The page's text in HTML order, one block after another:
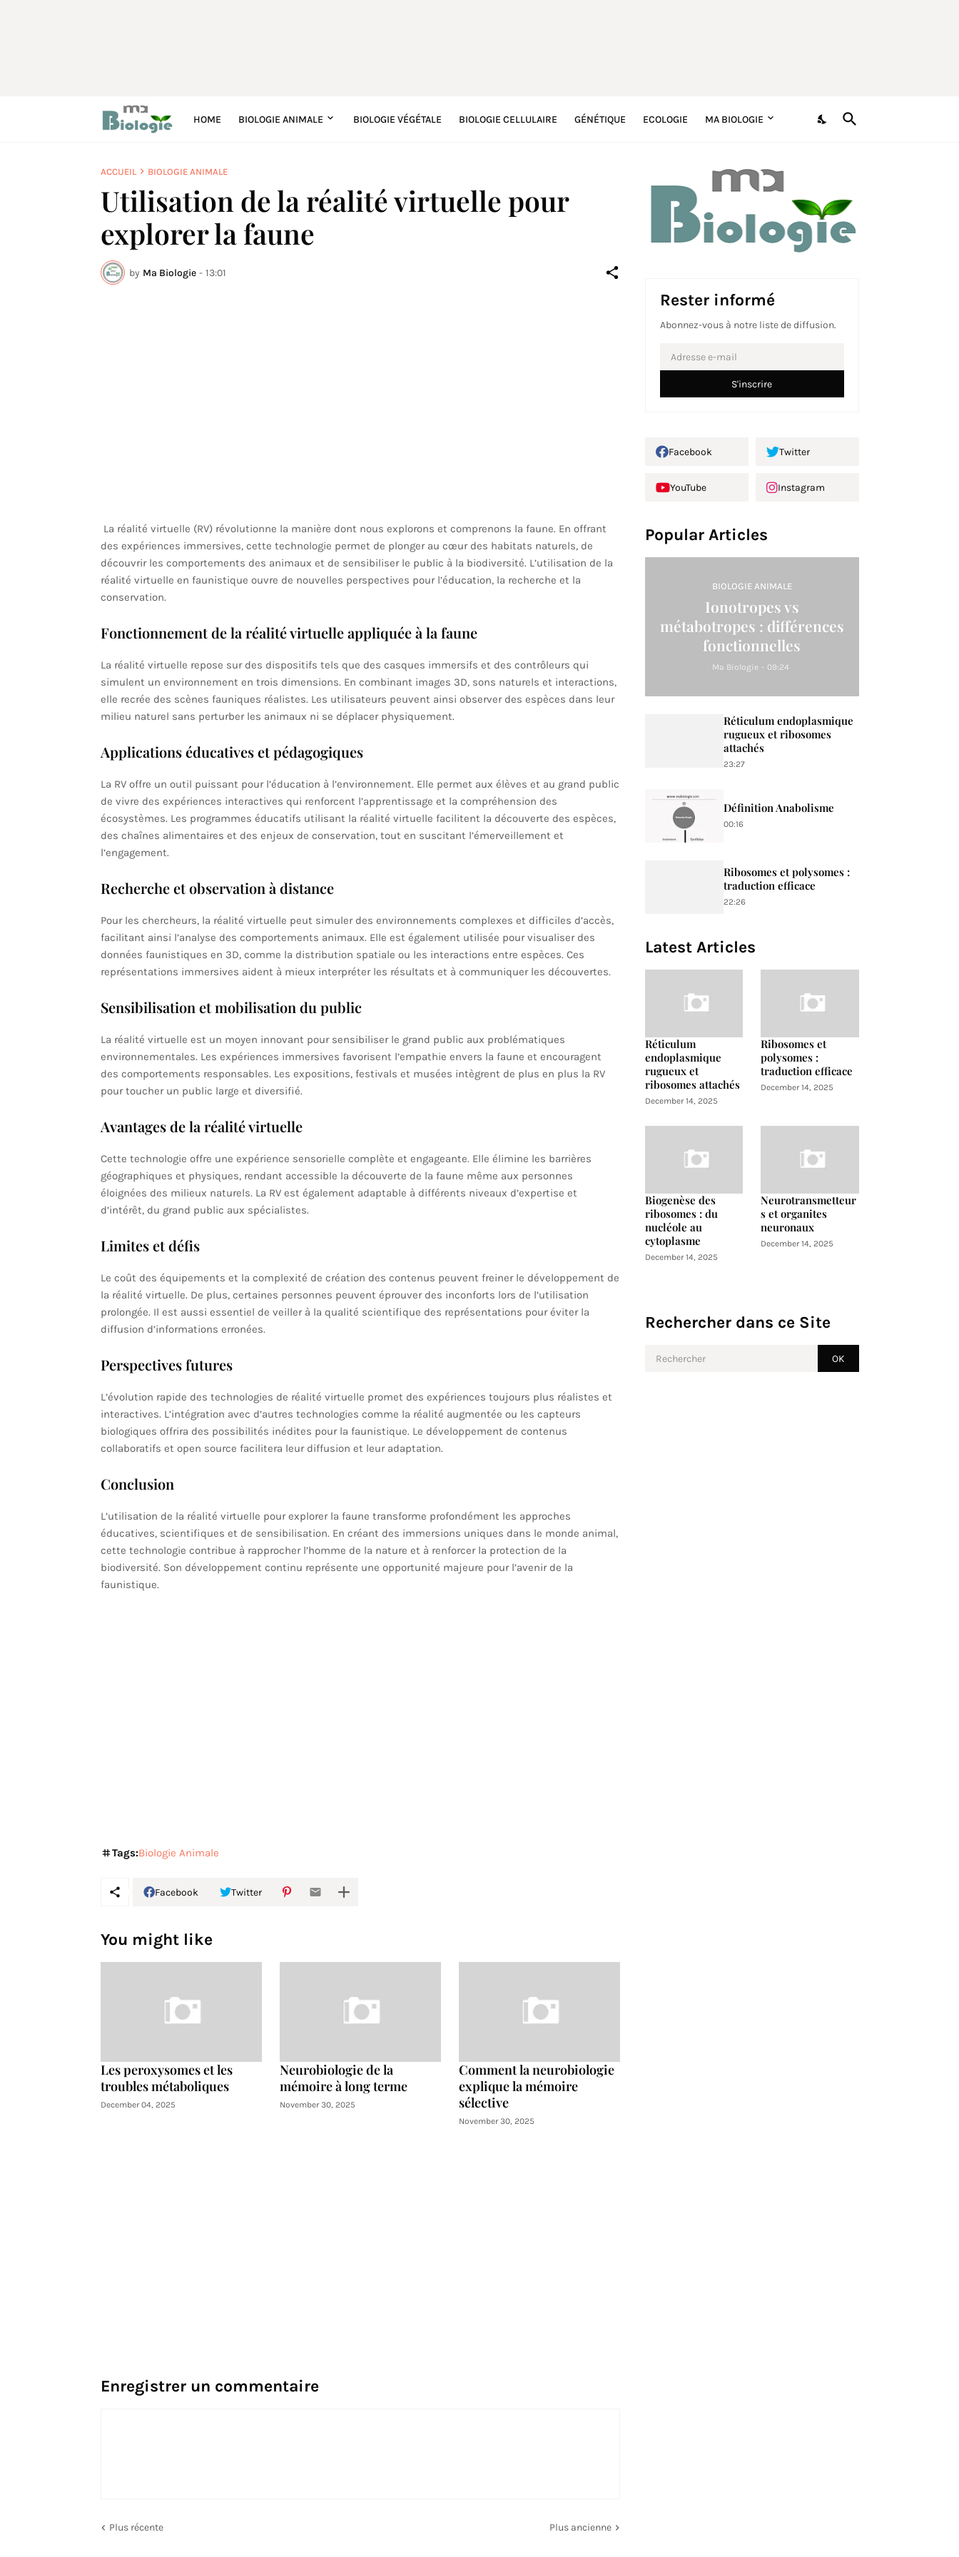
HOME BIOLOGIE ANIMALE BIOLOGIE VÉGÉTALE BIOLOGIE CELLULAIRE GÉNÉTIQUE ECOLOGIE MA BIOLOGIE
ACCUEIL BIOLOGIE ANIMALE
Utilisation de la réalité virtuelle pour
explorer la faune
by Ma Biologie - 13:01
La réalité virtuelle (RV) révolutionne la manière dont nous explorons et comprenons la faune. En offrant
des expériences immersives, cette technologie permet de plonger au cœur des habitats naturels, de
découvrir les comportements des animaux et de sensibiliser le public à la biodiversité. L’utilisation de la
réalité virtuelle en faunistique ouvre de nouvelles perspectives pour l’éducation, la recherche et la
conservation.
Fonctionnement de la réalité virtuelle appliquée à la faune
La réalité virtuelle repose sur des dispositifs tels que des casques immersifs et des contrôleurs qui
simulent un environnement en trois dimensions. En combinant images 3D, sons naturels et interactions,
elle recrée des scènes fauniques réalistes. Les utilisateurs peuvent ainsi observer des espèces dans leur
milieu naturel sans perturber les animaux ni se déplacer physiquement.
Applications éducatives et pédagogiques
La RV offre un outil puissant pour l’éducation à l’environnement. Elle permet aux élèves et au grand public
de vivre des expériences interactives qui renforcent l’apprentissage et la compréhension des
écosystèmes. Les programmes éducatifs utilisant la réalité virtuelle facilitent la découverte des espèces,
des chaînes alimentaires et des enjeux de conservation, tout en suscitant l’émerveillement et
l’engagement.
Recherche et observation à distance
Pour les chercheurs, la réalité virtuelle peut simuler des environnements complexes et difficiles d’accès,
facilitant ainsi l’analyse des comportements animaux. Elle est également utilisée pour visualiser des
données faunistiques en 3D, comme la distribution spatiale ou les interactions entre espèces. Ces
représentations immersives aident à mieux interpréter les résultats et à communiquer les découvertes.
Sensibilisation et mobilisation du public
La réalité virtuelle est un moyen innovant pour sensibiliser le grand public aux problématiques
environnementales. Les expériences immersives favorisent l’empathie envers la faune et encouragent
des comportements responsables. Les expositions, festivals et musées intègrent de plus en plus la RV
pour toucher un public large et diversifié.
Avantages de la réalité virtuelle
Cette technologie offre une expérience sensorielle complète et engageante. Elle élimine les barrières
géographiques et physiques, rendant accessible la découverte de la faune même aux personnes
éloignées des milieux naturels. La RV est également adaptable à différents niveaux d’expertise et
d’intérêt, du grand public aux spécialistes.
Limites et défis
Le coût des équipements et la complexité de création des contenus peuvent freiner le développement de
la réalité virtuelle. De plus, certaines personnes peuvent éprouver des inconforts lors de l’utilisation
prolongée. Il est aussi essentiel de veiller à la qualité scientifique des représentations pour éviter la
diffusion d’informations erronées.
Perspectives futures
L’évolution rapide des technologies de réalité virtuelle promet des expériences toujours plus réalistes et
interactives. L’intégration avec d’autres technologies comme la réalité augmentée ou les capteurs
biologiques offrira des possibilités inédites pour la faunistique. Le développement de contenus
collaboratifs et open source facilitera leur diffusion et leur adaptation.
Conclusion
L’utilisation de la réalité virtuelle pour explorer la faune transforme profondément les approches
éducatives, scientifiques et de sensibilisation. En créant des immersions uniques dans le monde animal,
cette technologie contribue à rapprocher l’homme de la nature et à renforcer la protection de la
biodiversité. Son développement continu représente une opportunité majeure pour l’avenir de la
faunistique.
Tags:Biologie Animale
Facebook Twitter
You might like
Les peroxysomes et les
troubles métaboliques
December 04, 2025
Neurobiologie de la
mémoire à long terme
November 30, 2025
Comment la neurobiologie
explique la mémoire
sélective
November 30, 2025
Enregistrer un commentaire
Plus récente Plus ancienne
Rester informé
Abonnez-vous à notre liste de diffusion.
Facebook Twitter
YouTube Instagram
Popular Articles
BIOLOGIE ANIMALE
Ionotropes vs
métabotropes : différences
fonctionnelles
Ma Biologie - 09:24
Réticulum endoplasmique
rugueux et ribosomes
attachés
23:27
Définition Anabolisme
00:16
Ribosomes et polysomes :
traduction efficace
22:26
Latest Articles
Réticulum
endoplasmique
rugueux et
ribosomes attachés
December 14, 2025
Ribosomes et
polysomes :
traduction efficace
December 14, 2025
Biogenèse des
ribosomes : du
nucléole au
cytoplasme
December 14, 2025
Neurotransmetteur
s et organites
neuronaux
December 14, 2025
Rechercher dans ce Site